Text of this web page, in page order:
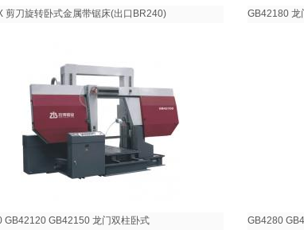
剪刀旋转卧式金属带锯床(出口BR240) GB42180 龙
GB42120 GB42150 龙门双柱卧式 GB4280